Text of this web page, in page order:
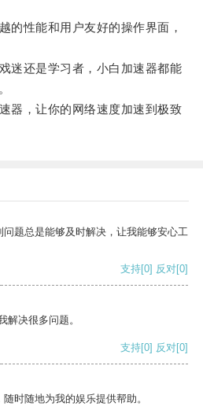
性能和用户友好的操作界面，
还是学习者，小白加速器都能
，让你的网络速度加速到极致
题总是能够及时解决，让我能够安心工
支持[0] 反对[0]
解决很多问题。
支持[0] 反对[0]
时随地为我的娱乐提供帮助。